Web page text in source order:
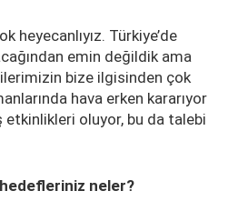
heyecanlıyız. Türkiye’de
emin değildik ama
bize ilgisinden çok
hava erken kararıyor
etkinlikleri oluyor, bu da talebi
neler?